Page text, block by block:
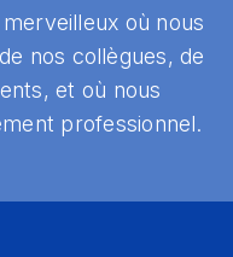
où nous
nos collègues, de
et où nous
professionnel.